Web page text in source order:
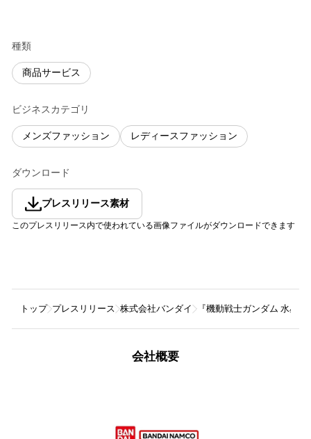
種類
商品サービス
ビジネスカテゴリ
メンズファッション レディースファッション
ダウンロード
プレスリリース素材
このプレスリリース内で使われている画像ファイルがダウンロードできます
トップ プレスリリース 株式会社バンダイ 『機動戦士ガンダム 水星
会社概要